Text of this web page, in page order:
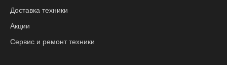
Доставка техники
Акции
Сервис и ремонт техники